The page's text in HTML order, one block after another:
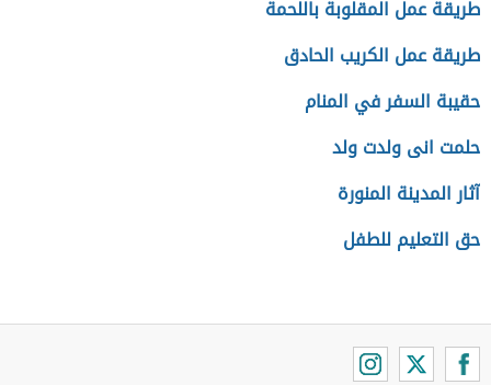
طريقة عمل المقلوبة باللحمة
طريقة عمل الكريب الحادق
حقيبة السفر في المنام
حلمت انى ولدت ولد
آثار المدينة المنورة
حق التعليم للطفل